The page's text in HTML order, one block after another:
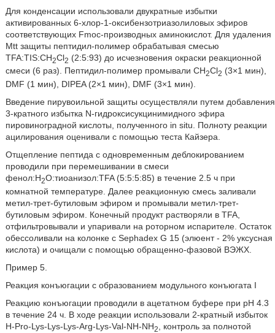
Для конденсации использовали двукратные избытки
активированных 6-хлор-1-оксибензотриазолиловых эфиров
соответствующих Fmoc-производных аминокислот. Для удаления
Mtt защиты пептидил-полимер обрабатывая смесью
TFA:TIS:CH2Cl2 (2:5:93) до исчезновения окраски реакционной
смеси (6 раз). Пептидил-полимер промывали CH2Cl2 (3×1 мин),
DMF (1 мин), DIPEA (2×1 мин), DMF (3×1 мин).
Введение пирувоильной защиты осуществляли путем добавления
3-кратного избытка N-гидроксисукцинимидного эфира
пировиноградной кислоты, полученного in situ. Полноту реакции
ацилирования оценивали с помощью теста Кайзера.
Отщепление пептида с одновременным деблокированием
проводили при перемешивании в смеси
фенол:H2O:тиоанизол:TFA (5:5:5:85) в течение 2.5 ч при
комнатной температуре. Далее реакционную смесь заливали
метил-трет-бутиловым эфиром и промывали метил-трет-
бутиловым эфиром. Конечный продукт растворяли в TFA,
отфильтровывали и упаривали на роторном испарителе. Остаток
обессоливали на колонке с Sephadex G 15 (элюент - 2% уксусная
кислота) и очищали с помощью обращенно-фазовой ВЭЖХ.
Пример 5.
Реакция конъюгации с образованием модульного конъюгата I
Реакцию конъюгации проводили в ацетатном буфере при pH 4.3
в течение 24 ч. В ходе реакции использовали 2-кратный избыток
H-Pro-Lys-Lys-Lys-Arg-Lys-Val-NH-NH2 , контроль за полнотой